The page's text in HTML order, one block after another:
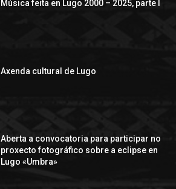
Música feita en Lugo 2000 – 2025, parte I
Axenda cultural de Lugo
Aberta a convocatoria para participar no
proxecto fotográfico sobre a eclipse en
Lugo «Umbra»